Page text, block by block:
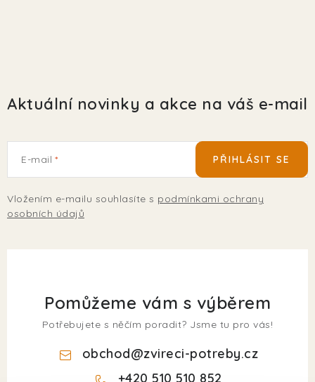
Aktuální novinky a akce na váš e-mail
E-mail
Vložením e-mailu souhlasíte s podmínkami ochrany
osobních údajů
PŘIHLÁSIT SE
Pomůžeme vám s výběrem
Potřebujete s něčím poradit? Jsme tu pro vás!
obchod@zvireci-potreby.cz
+420 510 510 852